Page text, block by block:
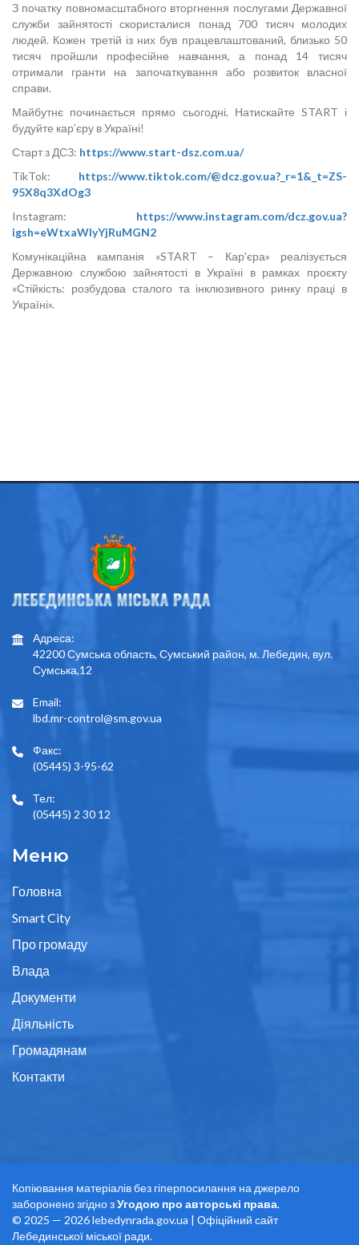
З початку повномасштабного вторгнення послугами Державної
служби зайнятості скористалися понад 700 тисяч молодих
людей. Кожен третій із них був працевлаштований, близько 50
тисяч пройшли професійне навчання, а понад 14 тисяч
отримали гранти на започаткування або розвиток власної
справи.
Майбутнє починається прямо сьогодні. Натискайте START і
будуйте кар’єру в Україні!
Старт з ДСЗ: https://www.start-dsz.com.ua/
TikTok: https://www.tiktok.com/@dcz.gov.ua?_r=1&_t=ZS-
95X8q3XdOg3
Instagram: https://www.instagram.com/dcz.gov.ua?
igsh=eWtxaWlyYjRuMGN2
Комунікаційна кампанія «START – Кар’єра» реалізується
Державною службою зайнятості в Україні в рамках проєкту
«Стійкість: розбудова сталого та інклюзивного ринку праці в
Україні».
Адреса:
42200 Сумська область, Сумський район, м. Лебедин, вул.
Сумська,12
Email:
lbd.mr-control@sm.gov.ua
Факс:
(05445) 3-95-62
Тел:
(05445) 2 30 12
Меню
Головна
Smart City
Про громаду
Влада
Документи
Діяльність
Громадянам
Контакти
Копіювання матеріалів без гіперпосилання на джерело
заборонено згідно зУгодою про авторські права.
© 2025 — 2026 lebedynrada.gov.ua | Офіційний сайт
Лебединської міської ради.